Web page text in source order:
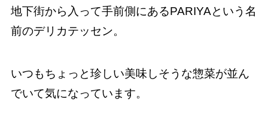
地下街から入って手前側にあるPARIYAという名
前のデリカテッセン。
いつもちょっと珍しい美味しそうな惣菜が並ん
でいて気になっています。